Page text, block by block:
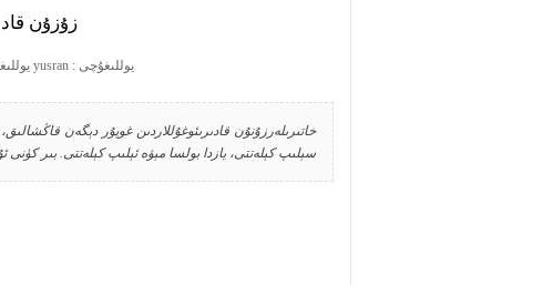
زۇزۇن
يوللىغۇچى : yusran يوللىغان ۋاقىت : 2012-01-03 18:18:50
خاتىرىلەرزۇنۇن قادىرىئوغۇللاردىن غوپۇر دېگەن
سېلىپ كېلەتتى، يازدا بولسا مېۋە ئېلىپ كېلەتتى. بىر كۈنى